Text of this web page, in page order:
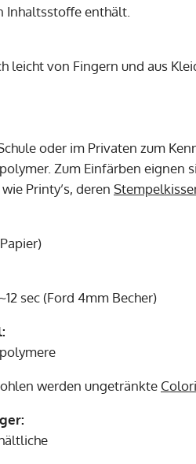
Inhaltsstoffe enthält.
leicht von Fingern und aus
oder im Privaten zum
Zum Einfärben eignen
wie Printy’s, deren
sec (Ford 4mm Becher)
werden ungetränkte